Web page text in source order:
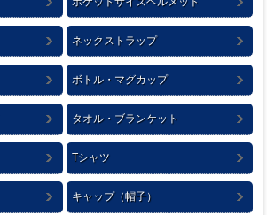
ネックストラップ
ボトル・マグカップ
タオル・ブランケット
Tシャツ
キャップ（帽子）